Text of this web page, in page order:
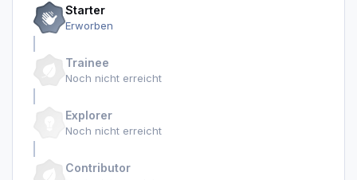
Starter
Erworben
Trainee
Noch nicht erreicht
Explorer
Noch nicht erreicht
Contributor